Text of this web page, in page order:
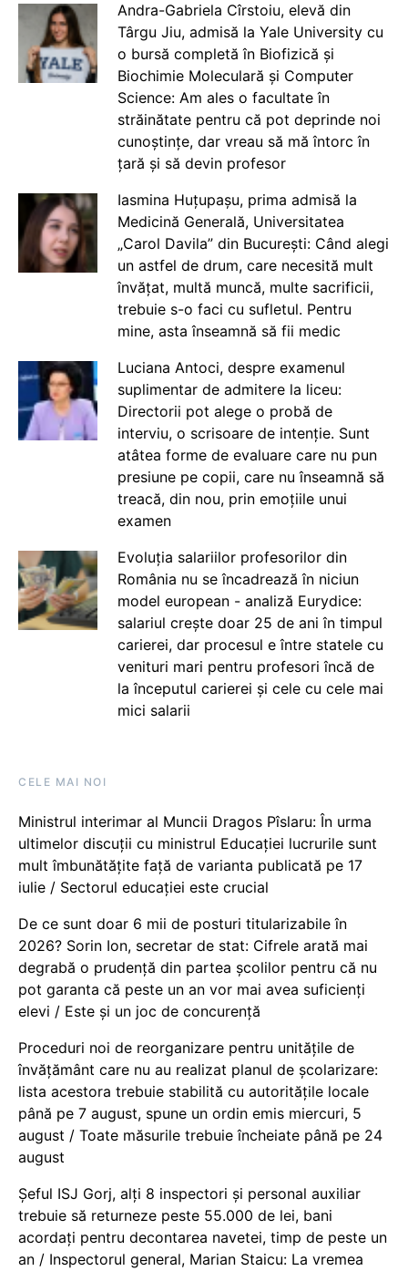
Andra-Gabriela Cîrstoiu, elevă din
Târgu Jiu, admisă la Yale University cu
o bursă completă în Biofizică și
Biochimie Moleculară și Computer
Science: Am ales o facultate în
străinătate pentru că pot deprinde noi
cunoștințe, dar vreau să mă întorc în
țară și să devin profesor
Iasmina Huțupașu, prima admisă la
Medicină Generală, Universitatea
„Carol Davila” din București: Când alegi
un astfel de drum, care necesită mult
învățat, multă muncă, multe sacrificii,
trebuie s-o faci cu sufletul. Pentru
mine, asta înseamnă să fii medic
Luciana Antoci, despre examenul
suplimentar de admitere la liceu:
Directorii pot alege o probă de
interviu, o scrisoare de intenție. Sunt
atâtea forme de evaluare care nu pun
presiune pe copii, care nu înseamnă să
treacă, din nou, prin emoțiile unui
examen
Evoluția salariilor profesorilor din
România nu se încadrează în niciun
model european - analiză Eurydice:
salariul crește doar 25 de ani în timpul
carierei, dar procesul e între statele cu
venituri mari pentru profesori încă de
la începutul carierei și cele cu cele mai
mici salarii
CELE MAI NOI
Ministrul interimar al Muncii Dragos Pîslaru: În urma
ultimelor discuții cu ministrul Educației lucrurile sunt
mult îmbunătățite față de varianta publicată pe 17
iulie / Sectorul educației este crucial
De ce sunt doar 6 mii de posturi titularizabile în
2026? Sorin Ion, secretar de stat: Cifrele arată mai
degrabă o prudență din partea școlilor pentru că nu
pot garanta că peste un an vor mai avea suficienți
elevi / Este și un joc de concurență
Proceduri noi de reorganizare pentru unitățile de
învățământ care nu au realizat planul de școlarizare:
lista acestora trebuie stabilită cu autoritățile locale
până pe 7 august, spune un ordin emis miercuri, 5
august / Toate măsurile trebuie încheiate până pe 24
august
Șeful ISJ Gorj, alți 8 inspectori și personal auxiliar
trebuie să returneze peste 55.000 de lei, bani
acordați pentru decontarea navetei, timp de peste un
an / Inspectorul general, Marian Staicu: La vremea